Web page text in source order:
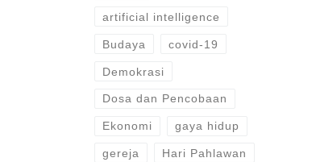
artificial intelligence
Budaya covid-19
Demokrasi
Dosa dan Pencobaan
Ekonomi gaya hidup
gereja Hari Pahlawan